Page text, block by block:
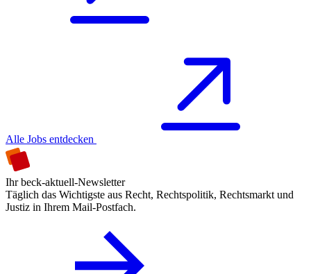
Alle Jobs entdecken
Ihr beck-aktuell-Newsletter
Täglich das Wichtigste aus Recht, Rechtspolitik, Rechtsmarkt und
Justiz in Ihrem Mail-Postfach.